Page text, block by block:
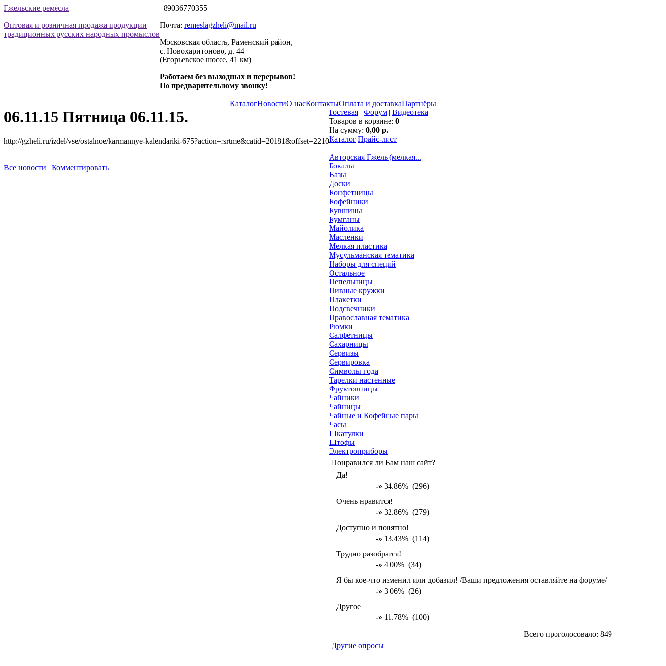
Гжельские ремёсла
Оптовая и розничная продажа продукции
традиционных русских народных промыслов
89036770355
Почта: remeslagzheli@mail.ru
Московская область, Раменский район,
с. Новохаритоново, д. 44
(Егорьевское шоссе, 41 км)
Работаем без выходных и перерывов!
По предварительному звонку!
КаталогНовостиО насКонтактыОплата и доставкаПартнёры
06.11.15 Пятница 06.11.15.
http://gzheli.ru/izdel/vse/ostalnoe/karmannye-kalendariki-675?action=rsrtme&catid=20181&offset=2210
Все новости | Комментировать
Гостевая | Форум | Видеотека
Товаров в корзине: 0
На cумму: 0,00 р.
Каталог|Прайс-лист
Авторская Гжель (мелкая...
Бокалы
Вазы
Доски
Конфетницы
Кофейники
Кувшины
Кумганы
Майолика
Масленки
Мелкая пластика
Мусульманская тематика
Наборы для специй
Остальное
Пепельницы
Пивные кружки
Плакетки
Подсвечники
Православная тематика
Рюмки
Салфетницы
Сахарницы
Сервизы
Сервировка
Символы года
Тарелки настенные
Фруктовницы
Чайники
Чайницы
Чайные и Кофейные пары
Часы
Шкатулки
Штофы
Электроприборы
Понравился ли Вам наш сайт?
Да!
-» 34.86% (296)
Очень нравится!
-» 32.86% (279)
Доступно и понятно!
-» 13.43% (114)
Трудно разобратся!
-» 4.00% (34)
Я бы кое-что изменил или добавил! /Ваши предложения оставляйте на форуме/
-» 3.06% (26)
Другое
-» 11.78% (100)
Всего проголосовало: 849
Другие опросы